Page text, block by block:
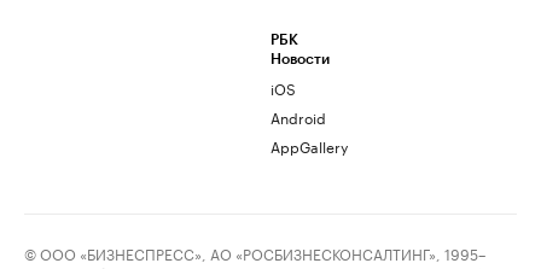
РБК
Новости
iOS
Android
AppGallery
© ООО «БИЗНЕСПРЕСС», АО «РОСБИЗНЕСКОНСАЛТИНГ», 1995–